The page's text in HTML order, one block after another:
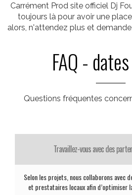
Carrément Prod site officiel Dj
toujours là pour avoir une
alors, n'attendez plus et
FAQ -
Questions fréquentes
Travaillez-vous avec des
Selon les projets, nous collaborons avec
et prestataires locaux afin d’optimiser